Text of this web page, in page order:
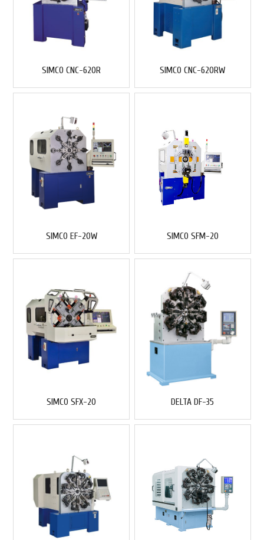
SIMCO CNC-620R SIMCO CNC-620RW
SIMCO EF-20W SIMCO SFM-20
SIMCO SFX-20 DELTA DF-35